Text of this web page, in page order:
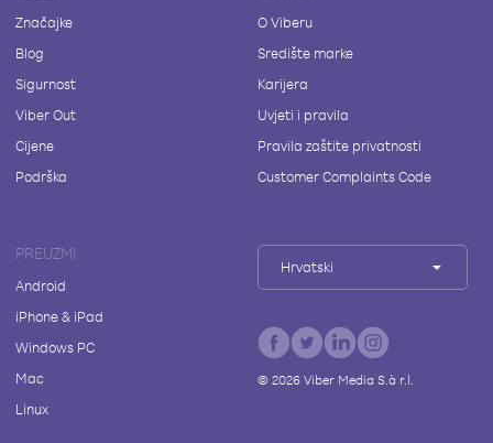
Značajke
Blog
Sigurnost
Viber Out
Cijene
Podrška
O Viberu
Središte marke
Karijera
Uvjeti i pravila
Pravila zaštite privatnosti
Customer Complaints Code
PREUZMI
Android
iPhone & iPad
Windows PC
Mac
Linux
Hrvatski
© 2026Viber Media S.à r.l.